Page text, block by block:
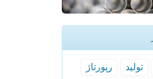
تولید
رپورتاژ